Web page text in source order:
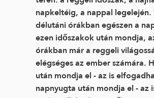
napkeltéig, a nappal legelején.
délutáni órákban egészen a
ezen időszakok után mondja,
órákban már a reggeli
elégséges az ember számára.
után mondja el - az is
napnyugta után mondja el - az